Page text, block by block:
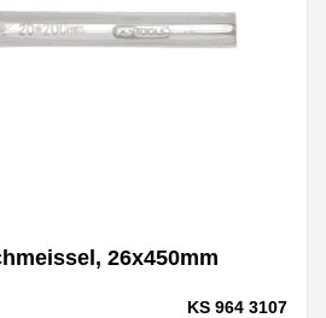
26x450mm
KS 964 3107